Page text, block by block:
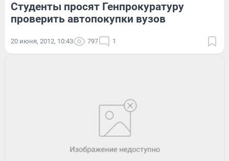
Студенты просят Генпрокуратуру
проверить автопокупки вузов
20 июня, 2012, 10:43 797 1